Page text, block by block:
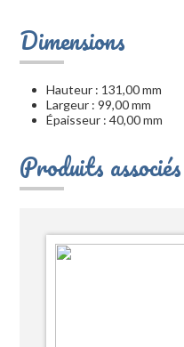
Dimensions
Hauteur : 131,00 mm
Largeur : 99,00 mm
Épaisseur : 40,00 mm
Produits associés